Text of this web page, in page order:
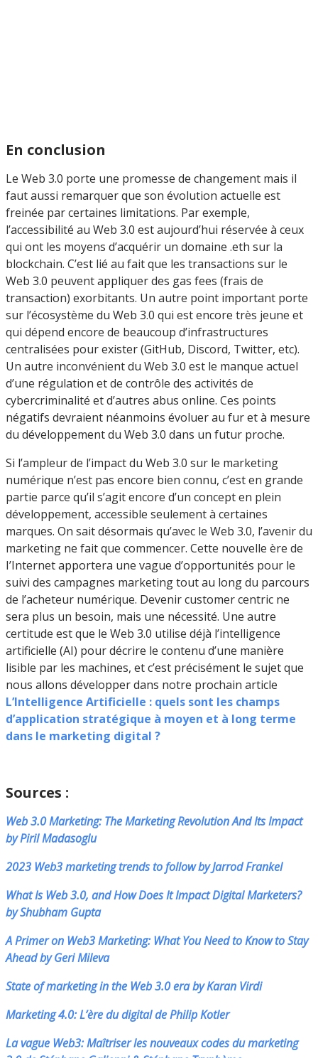
En conclusion
Le Web 3.0 porte une promesse de changement mais il
faut aussi remarquer que son évolution actuelle est
freinée par certaines limitations. Par exemple,
l’accessibilité au Web 3.0 est aujourd’hui réservée à ceux
qui ont les moyens d’acquérir un domaine .eth sur la
blockchain. C’est lié au fait que les transactions sur le
Web 3.0 peuvent appliquer des gas fees (frais de
transaction) exorbitants. Un autre point important porte
sur l’écosystème du Web 3.0 qui est encore très jeune et
qui dépend encore de beaucoup d’infrastructures
centralisées pour exister (GitHub, Discord, Twitter, etc).
Un autre inconvénient du Web 3.0 est le manque actuel
d’une régulation et de contrôle des activités de
cybercriminalité et d’autres abus online. Ces points
négatifs devraient néanmoins évoluer au fur et à mesure
du développement du Web 3.0 dans un futur proche.
Si l’ampleur de l’impact du Web 3.0 sur le marketing
numérique n’est pas encore bien connu, c’est en grande
partie parce qu’il s’agit encore d’un concept en plein
développement, accessible seulement à certaines
marques. On sait désormais qu’avec le Web 3.0, l’avenir du
marketing ne fait que commencer. Cette nouvelle ère de
I’Internet apportera une vague d’opportunités pour le
suivi des campagnes marketing tout au long du parcours
de l’acheteur numérique. Devenir customer centric ne
sera plus un besoin, mais une nécessité. Une autre
certitude est que le Web 3.0 utilise déjà l’intelligence
artificielle (AI) pour décrire le contenu d’une manière
lisible par les machines, et c’est précisément le sujet que
nous allons développer dans notre prochain article
L’Intelligence Artificielle : quels sont les champs
d’application stratégique à moyen et à long terme
dans le marketing digital ?
Sources :
Web 3.0 Marketing: The Marketing Revolution And Its Impact
by Piril Madasoglu
2023 Web3 marketing trends to follow by Jarrod Frankel
What Is Web 3.0, and How Does It Impact Digital Marketers?
by Shubham Gupta
A Primer on Web3 Marketing: What You Need to Know to Stay
Aheadby Geri Mileva
State of marketing in the Web 3.0 era by Karan Virdi
Marketing 4.0: L’ère du digital de Philip Kotler
La vague Web3: Maîtriser les nouveaux codes du marketing